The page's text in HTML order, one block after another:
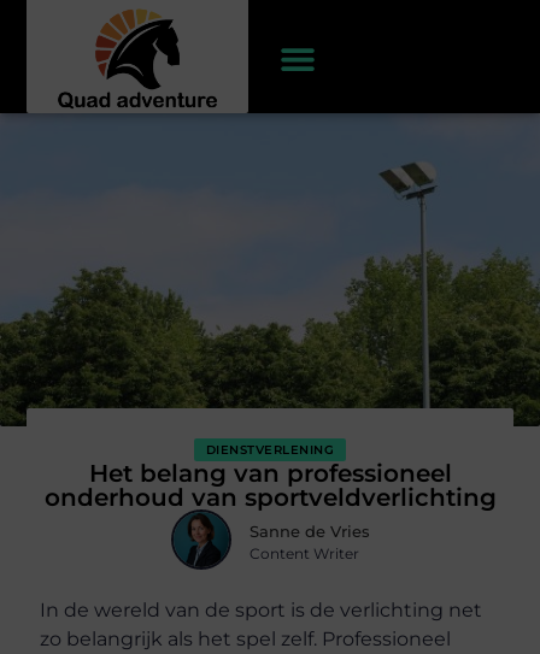
DIENSTVERLENING
Het belang van professioneel
onderhoud van sportveldverlichting
Sanne de Vries
Content Writer
In de wereld van de sport is de verlichting net
zo belangrijk als het spel zelf. Professioneel